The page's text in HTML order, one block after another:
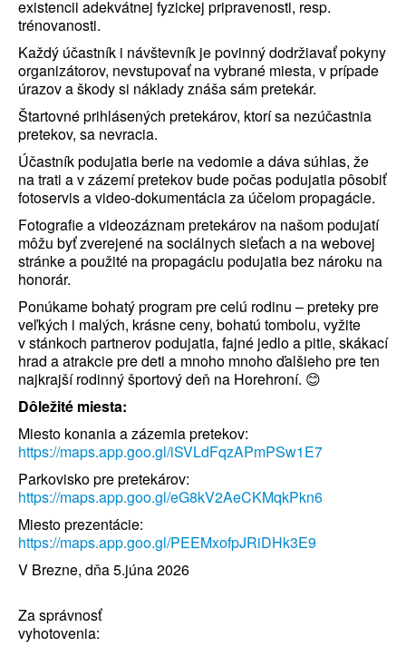
existencii adekvátnej fyzickej pripravenosti, resp.
trénovanosti.
Každý účastník i návštevník je povinný dodržiavať pokyny
organizátorov, nevstupovať na vybrané miesta, v prípade
úrazov a škody si náklady znáša sám pretekár.
Štartovné prihlásených pretekárov, ktorí sa nezúčastnia
pretekov, sa nevracia.
Účastník podujatia berie na vedomie a dáva súhlas, že
na trati a v zázemí pretekov bude počas podujatia pôsobiť
fotoservis a video-dokumentácia za účelom propagácie.
Fotografie a videozáznam pretekárov na našom podujatí
môžu byť zverejené na sociálnych sieťach a na webovej
stránke a použité na propagáciu podujatia bez nároku na
honorár.
Ponúkame bohatý program pre celú rodinu – preteky pre
veľkých i malých, krásne ceny, bohatú tombolu, vyžite
v stánkoch partnerov podujatia, fajné jedlo a pitie, skákací
hrad a atrakcie pre deti a mnoho mnoho ďalšieho pre ten
najkrajší rodinný športový deň na Horehroní. 😊
Dôležité miesta:
Miesto konania a zázemia pretekov:
https://maps.app.goo.gl/iSVLdFqzAPmPSw1E7
Parkovisko pre pretekárov:
https://maps.app.goo.gl/eG8kV2AeCKMqkPkn6
Miesto prezentácie:
https://maps.app.goo.gl/PEEMxofpJRiDHk3E9
V Brezne, dňa 5.júna 2026
Za správnosť